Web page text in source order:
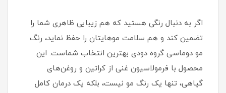
اگر به دنبال رنگی هستید که هم زیبایی ظاهری شما را
تضمین کند و هم سلامت موهایتان را حفظ نماید، رنگ
مو دوماسی گروه دودی بهترین انتخاب شماست. این
محصول با فرمولاسیون غنی از کراتین و روغن‌های
گیاهی، تنها یک رنگ مو نیست، بلکه یک درمان کامل